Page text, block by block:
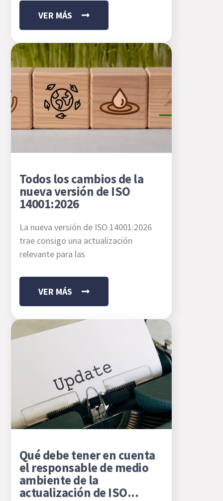
VER MÁS
Todos los cambios de la
nueva versión de ISO
14001:2026
La nueva versión de ISO 14001:2026
trae consigo una actualización
relevante para las
VER MÁS
Qué debe tener en cuenta
el responsable de medio
ambiente de la
actualización de ISO...